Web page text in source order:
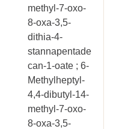
methyl-7-oxo-
8-oxa-3,5-
dithia-4-
stannapentade
can-1-oate ; 6-
Methylheptyl-
4,4-dibutyl-14-
methyl-7-oxo-
8-oxa-3,5-